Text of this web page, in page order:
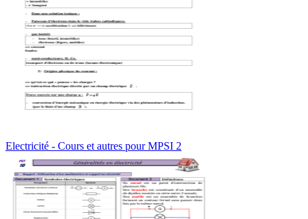
Electricité - Cours et autres pour MPSI 2